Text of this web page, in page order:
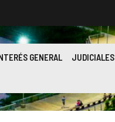
GENERAL JUDICIALES